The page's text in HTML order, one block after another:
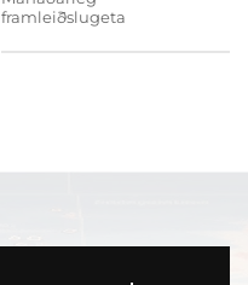
framleiðslugeta